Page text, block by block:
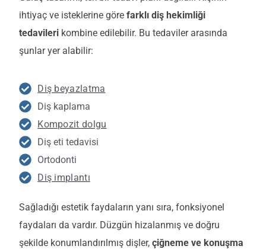
ihtiyaç ve isteklerine göre farklı diş hekimliği
tedavileri kombine edilebilir. Bu tedaviler arasında
şunlar yer alabilir:
Diş beyazlatma
Diş kaplama
Kompozit dolgu
Diş eti tedavisi
Ortodonti
Diş implantı
Sağladığı estetik faydaların yanı sıra, fonksiyonel
faydaları da vardır. Düzgün hizalanmış ve doğru
şekilde konumlandırılmış dişler, çiğneme ve konuşma